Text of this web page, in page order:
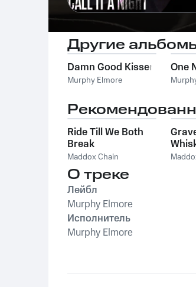
Другие
Damn Good Kisser
Murphy Elmore
One
Ride Till We Both
Break
Maddox Chain
О треке
Лейбл
Murphy Elmore
Исполнитель
Murphy Elmore